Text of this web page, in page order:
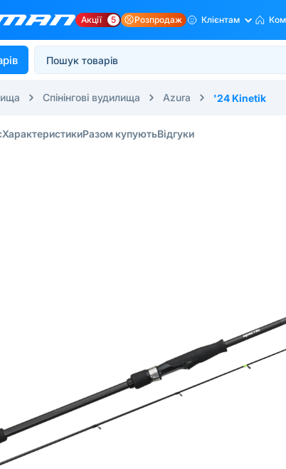
Акції 5 Розпродаж Клієнтам
Спінінгові вудилища Azura '24 Kinetik
ХарактеристикиРазом купуютьВідгуки